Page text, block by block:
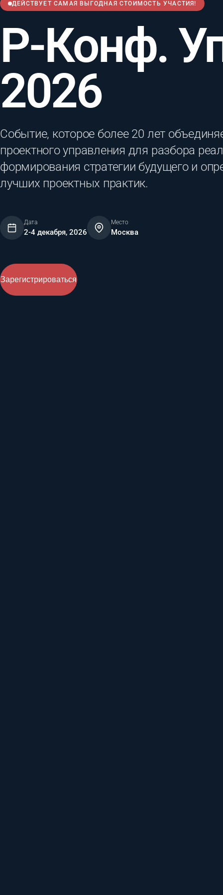
ДЕЙСТВУЕТ САМАЯ ВЫГОДНАЯ СТОИМОСТЬ УЧАСТИЯ!
Р-Конф.
2026
Событие, которое более 20 лет
проектного управления для разбора
формирования стратегии будущего и
лучших проектных практик.
Дата
2-4 декабря, 2026
Место
Москва
Зарегистрироваться